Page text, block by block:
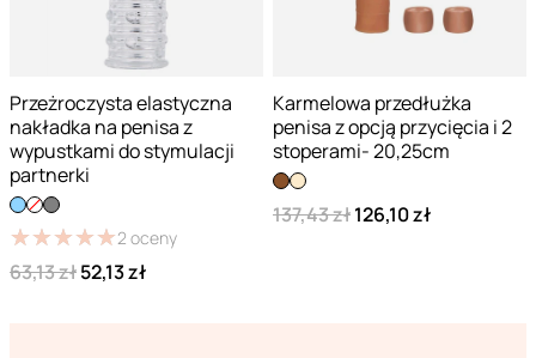
Przeżroczysta elastyczna
nakładka na penisa z
wypustkami do stymulacji
partnerki
★★★★★
★★★★★2 oceny
63,13 zł52,13 zł
Karmelowa przedłużka
penisa z opcją przycięcia i 2
stoperami- 20,25cm
137,43 zł126,10 zł